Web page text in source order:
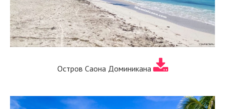
Остров Саона Доминикана